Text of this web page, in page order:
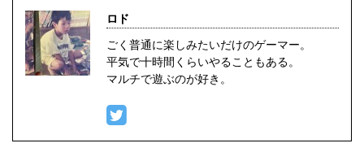
ロド
ごく普通に楽しみたいだけのゲーマー。
平気で十時間くらいやることもある。
マルチで遊ぶのが好き。